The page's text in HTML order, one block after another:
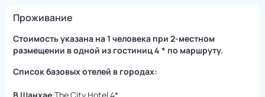
Проживание
Стоимость указана на 1 человека при 2-местном
размещении в одной из гостиниц 4 * по маршруту.
Список базовых отелей в городах: